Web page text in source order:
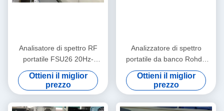
Analisatore di spettro RF
portatile FSU26 20Hz-
26.5GHz Rohde And
Schwarz di seconda mano
Ottieni il miglior
prezzo
Analizzatore di spettro
portatile da banco Rohde
and Schwarz FSP40 con
intervallo da 9 KHz a 40 GHz
e livello di rumore di -155
dBm
Ottieni il miglior
prezzo